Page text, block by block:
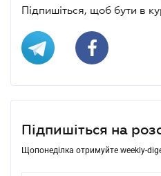
Підпишіться, щоб бути в
Підпишіться на
Щопонеділка отримуйте weekly-